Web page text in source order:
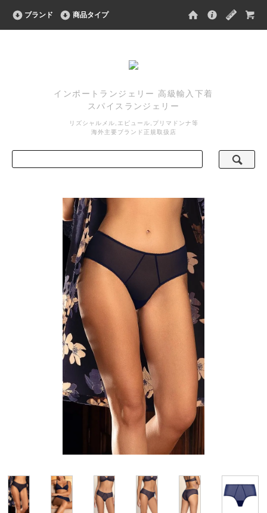
ブランド 商品タイプ
インポートランジェリー 高級輸入下着
スパイスランジェリー
リズシャルメル,エピュール,プリマドンナ等
海外主要ブランド正規取扱店